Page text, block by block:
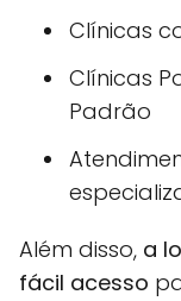
Clínicas
Clínicas
Padrão
Além disso, a
fácil acesso